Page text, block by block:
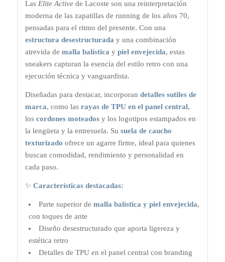
Las Elite Activede Lacoste son una reinterpretación
moderna de las zapatillas de running de los años 70,
pensadas para el ritmo del presente. Con una
estructura desestructurada y una combinación
atrevida de malla balística y piel envejecida, estas
sneakers capturan la esencia del estilo retro con una
ejecución técnica y vanguardista.
Diseñadas para destacar, incorporan detalles sutiles de
marca, como las rayas de TPU en el panel central,
los cordones moteadosy los logotipos estampados en
la lengüeta y la entresuela. Su suela de caucho
texturizado ofrece un agarre firme, ideal para quienes
buscan comodidad, rendimiento y personalidad en
cada paso.
✨ Características destacadas:
Parte superior de malla balística y piel envejecida,
con toques de ante
Diseño desestructurado que aporta ligereza y
estética retro
Detalles de TPU en el panel central con branding